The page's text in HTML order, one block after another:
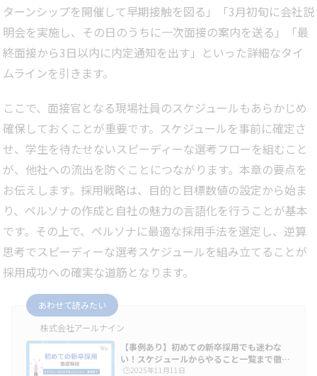
ターンシップを開催して早期接触を図る」「3月初旬に会社説
明会を実施し、その日のうちに一次面接の案内を送る」「最
終面接から3日以内に内定通知を出す」といった詳細なタイ
ムラインを引きます。
ここで、面接官となる現場社員のスケジュールもあらかじめ
確保しておくことが重要です。スケジュールを事前に確定さ
せ、学生を待たせないスピーディーな選考フローを組むこと
が、他社への流出を防ぐことにつながります。本章の要点を
お伝えします。採用戦略は、目的と目標数値の設定から始ま
り、ペルソナの作成と自社の魅力の言語化を行うことが基本
です。その上で、ペルソナに最適な採用手法を選定し、逆算
思考でスピーディーな選考スケジュールを組み立てることが
採用成功への確実な道筋となります。
あわせて読みたい
株式会社アールナイン
【事例あり】初めての新卒採用でも迷わな
い！スケジュールからやること一覧まで徹…
🕒️2025年11月11日